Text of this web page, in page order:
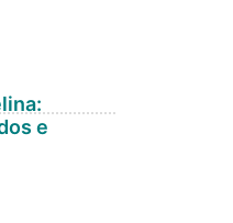
e